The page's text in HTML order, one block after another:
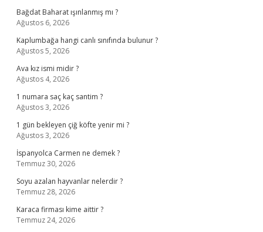
Bağdat Baharat ışınlanmış mı ?
Ağustos 6, 2026
Kaplumbağa hangi canlı sınıfında bulunur ?
Ağustos 5, 2026
Ava kız ismi midir ?
Ağustos 4, 2026
1 numara saç kaç santim ?
Ağustos 3, 2026
1 gün bekleyen çiğ köfte yenir mi ?
Ağustos 3, 2026
İspanyolca Carmen ne demek ?
Temmuz 30, 2026
Soyu azalan hayvanlar nelerdir ?
Temmuz 28, 2026
Karaca firması kime aittir ?
Temmuz 24, 2026